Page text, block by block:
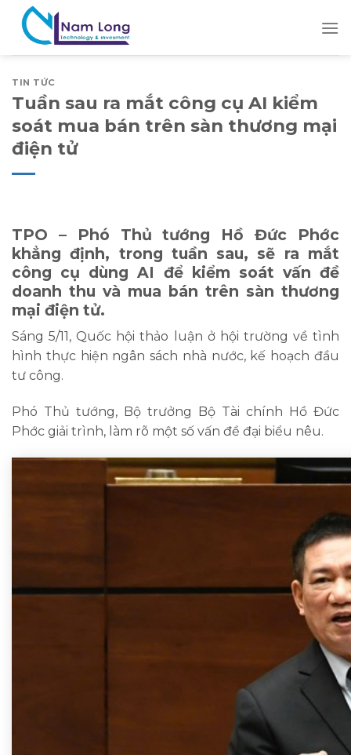
Skip
content
TIN TỨC
Tuần sau ra mắt công cụ AI kiểm
soát mua bán trên sàn thương mại
điện tử
TPO – Phó Thủ tướng Hồ Đức Phớc
khẳng định, trong tuần sau, sẽ ra mắt
công cụ dùng AI để kiểm soát vấn đề
doanh thu và mua bán trên sàn thương
mại điện tử.
Sáng 5/11, Quốc hội thảo luận ở hội trường về tình
hình thực hiện ngân sách nhà nước, kế hoạch đầu
tư công.
Phó Thủ tướng, Bộ trưởng Bộ Tài chính Hồ Đức
Phớc giải trình, làm rõ một số vấn đề đại biểu nêu.